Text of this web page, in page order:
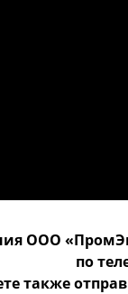
ООО
по
также